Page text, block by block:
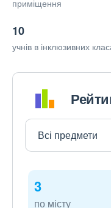
приміщення
10
учнів в інклюзивних
3
по місту